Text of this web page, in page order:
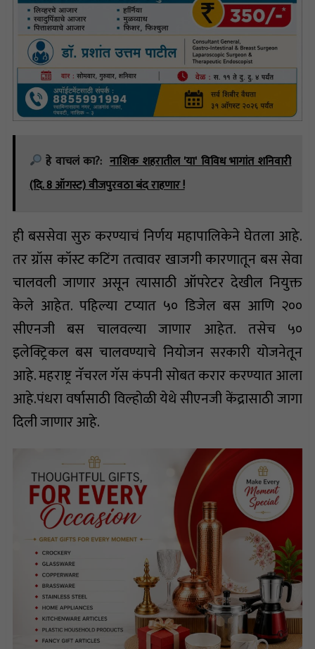
हे वाचलं का?: नाशिक शहरातील 'या' विविध भागांत शनिवारी
(दि. 8 ऑगस्ट) वीजपुरवठा बंद राहणार !
ही बससेवा सुरु करण्याचं निर्णय महापालिकेने घेतला आहे.
तर ग्रॉस कॉस्ट कटिंग तत्वावर खाजगी कारणातून बस सेवा
चालवली जाणार असून त्यासाठी ऑपरेटर देखील नियुक्त
केले आहेत. पहिल्या टप्यात ५० डिजेल बस आणि २००
सीएनजी बस चालवल्या जाणार आहेत. तसेच ५०
इलेक्ट्रिकल बस चालवण्याचे नियोजन सरकारी योजनेतून
आहे. महराष्ट्र नॅचरल गॅस कंपनी सोबत करार करण्यात आला
आहे.पंधरा वर्षासाठी विल्होळी येथे सीएनजी केंद्रासाठी जागा
दिली जाणार आहे.